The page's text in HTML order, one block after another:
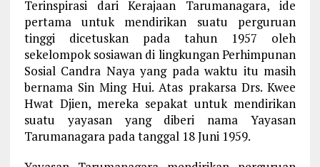
Terinspirasi dari Kerajaan Tarumanagara, ide
pertama untuk mendirikan suatu perguruan
tinggi dicetuskan pada tahun 1957 oleh
sekelompok sosiawan di lingkungan Perhimpunan
Sosial Candra Naya yang pada waktu itu masih
bernama Sin Ming Hui. Atas prakarsa Drs. Kwee
Hwat Djien, mereka sepakat untuk mendirikan
suatu yayasan yang diberi nama Yayasan
Tarumanagara pada tanggal 18 Juni 1959.